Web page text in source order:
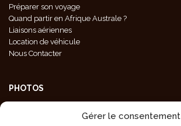
Gérer le consentement
Préparer son voyage
Quand partir en Afrique Australe ?
Liaisons aériennes
Location de véhicule
Nous Contacter
PHOTOS